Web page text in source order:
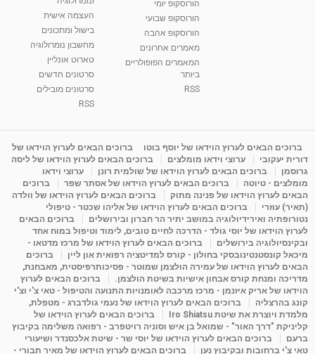
01:46 2,315 צפיות
05:37
סודות בתאריך הלידה, משמעות חודש הלידה -
ינואר זינה ליבשיץ נומרולוגית
ליסה גרוסמן - המרכז לאימון התנהגותי - קשב
09:12
מדיטציה בדמיון מודרך - היכרות עם האני הפנימי
מאת admin 11 שנים 3,650 צפיות
פנינה מתוק - מרכז "נתיב הלב" בהרצליה-
מדיטציה-התחדשות
Shahar-vod
הורוסקופ יומי
הורוסקופ שבועי
הורוסקופ אהבה
מאמרים אחרונים
המאמרים הפופולריים
ביותר
RSS
העצמה אישית
בישול ומתכונים
מחשבון נומרולוגיה
טארוט אונליין
סרטונים חדשים
סרטונים מובילים
RSS
ברוכים הבאים לערוץ הוידאו של יוסף בוטו
ברוכים הבאים לערוץ הוידאו של
דורית יעקובי
ערוצי וידאו מומלצים
ברוכים הבאים לערוץ הוידאו של ליסה
גרוסמן
ברוכים הבאים לערוץ הוידאו של שולמית רונן
ערוצי וידאו
מומלצים - טיוטה
ברוכים הבאים לערוץ הוידאו של אסתר שפר
ברוכים
הבאים לערוץ הוידאו של פנינה מתוק
ברוכים הבאים לערוץ הוידאו של וולדה
(תאיר) עוזרי
ברוכים הבאים לערוץ הוידאו של אליהו שכטר - טיפולי
נטורופתיה ואירידיולוגיה במושב יתיר הר חברון ובירושלים
ברוכים הבאים
לערוץ הוידאו של יוסי גולד - הדרכה לחיים טובים, לימוד וטיפול במוח אחד
ובקינסיולוגיה בירושלים
ברוכים הבאים לערוץ הוידאו של מרכז מדטאו -
מיכאל קונסטנטינובסקי בחולון - קורס למדיטציה רפואית און ליין
ברוכים
הבאים לערוץ הוידאו של עמירה הולצמן שמוטר - פסיכותרפיסטית, מאבחנת,
מדריכה ומנחת קורס אבחון אישיות בשיטת הולצמן.
ברוכים הבאים לערוץ
הוידאו של אריק איזנמן - מרכז מרכבה לאומנויות התנועה והטיפול - טאי צ'י וצ'י
קונג בהרצליה
ברוכים הבאים לערוץ הוידאו של נעמי גולדברג - מטפלת,
מלמדת ויוצרת את שיטת Iro Shiatsu
ברוכים הבאים לערוץ הוידאו של
קליניקת "דרך האור" - שמואל בן איש וסוניה רויטפרב - רפואה משלימה בקיבוץ
ברעם
ברוכים הבאים לערוץ הוידאו של יוסי שר - שיטת אלכסנדר ושיעורי
טאי צ'י ברחובות ובקיבוץ נען
ברוכים הבאים לערוץ הוידאו של מאיר תבורי -